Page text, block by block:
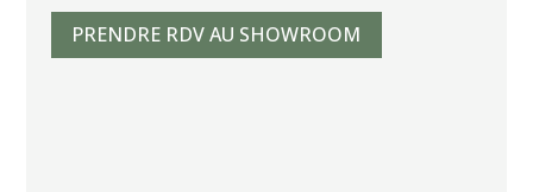
PRENDRE RDV AU SHOWROOM